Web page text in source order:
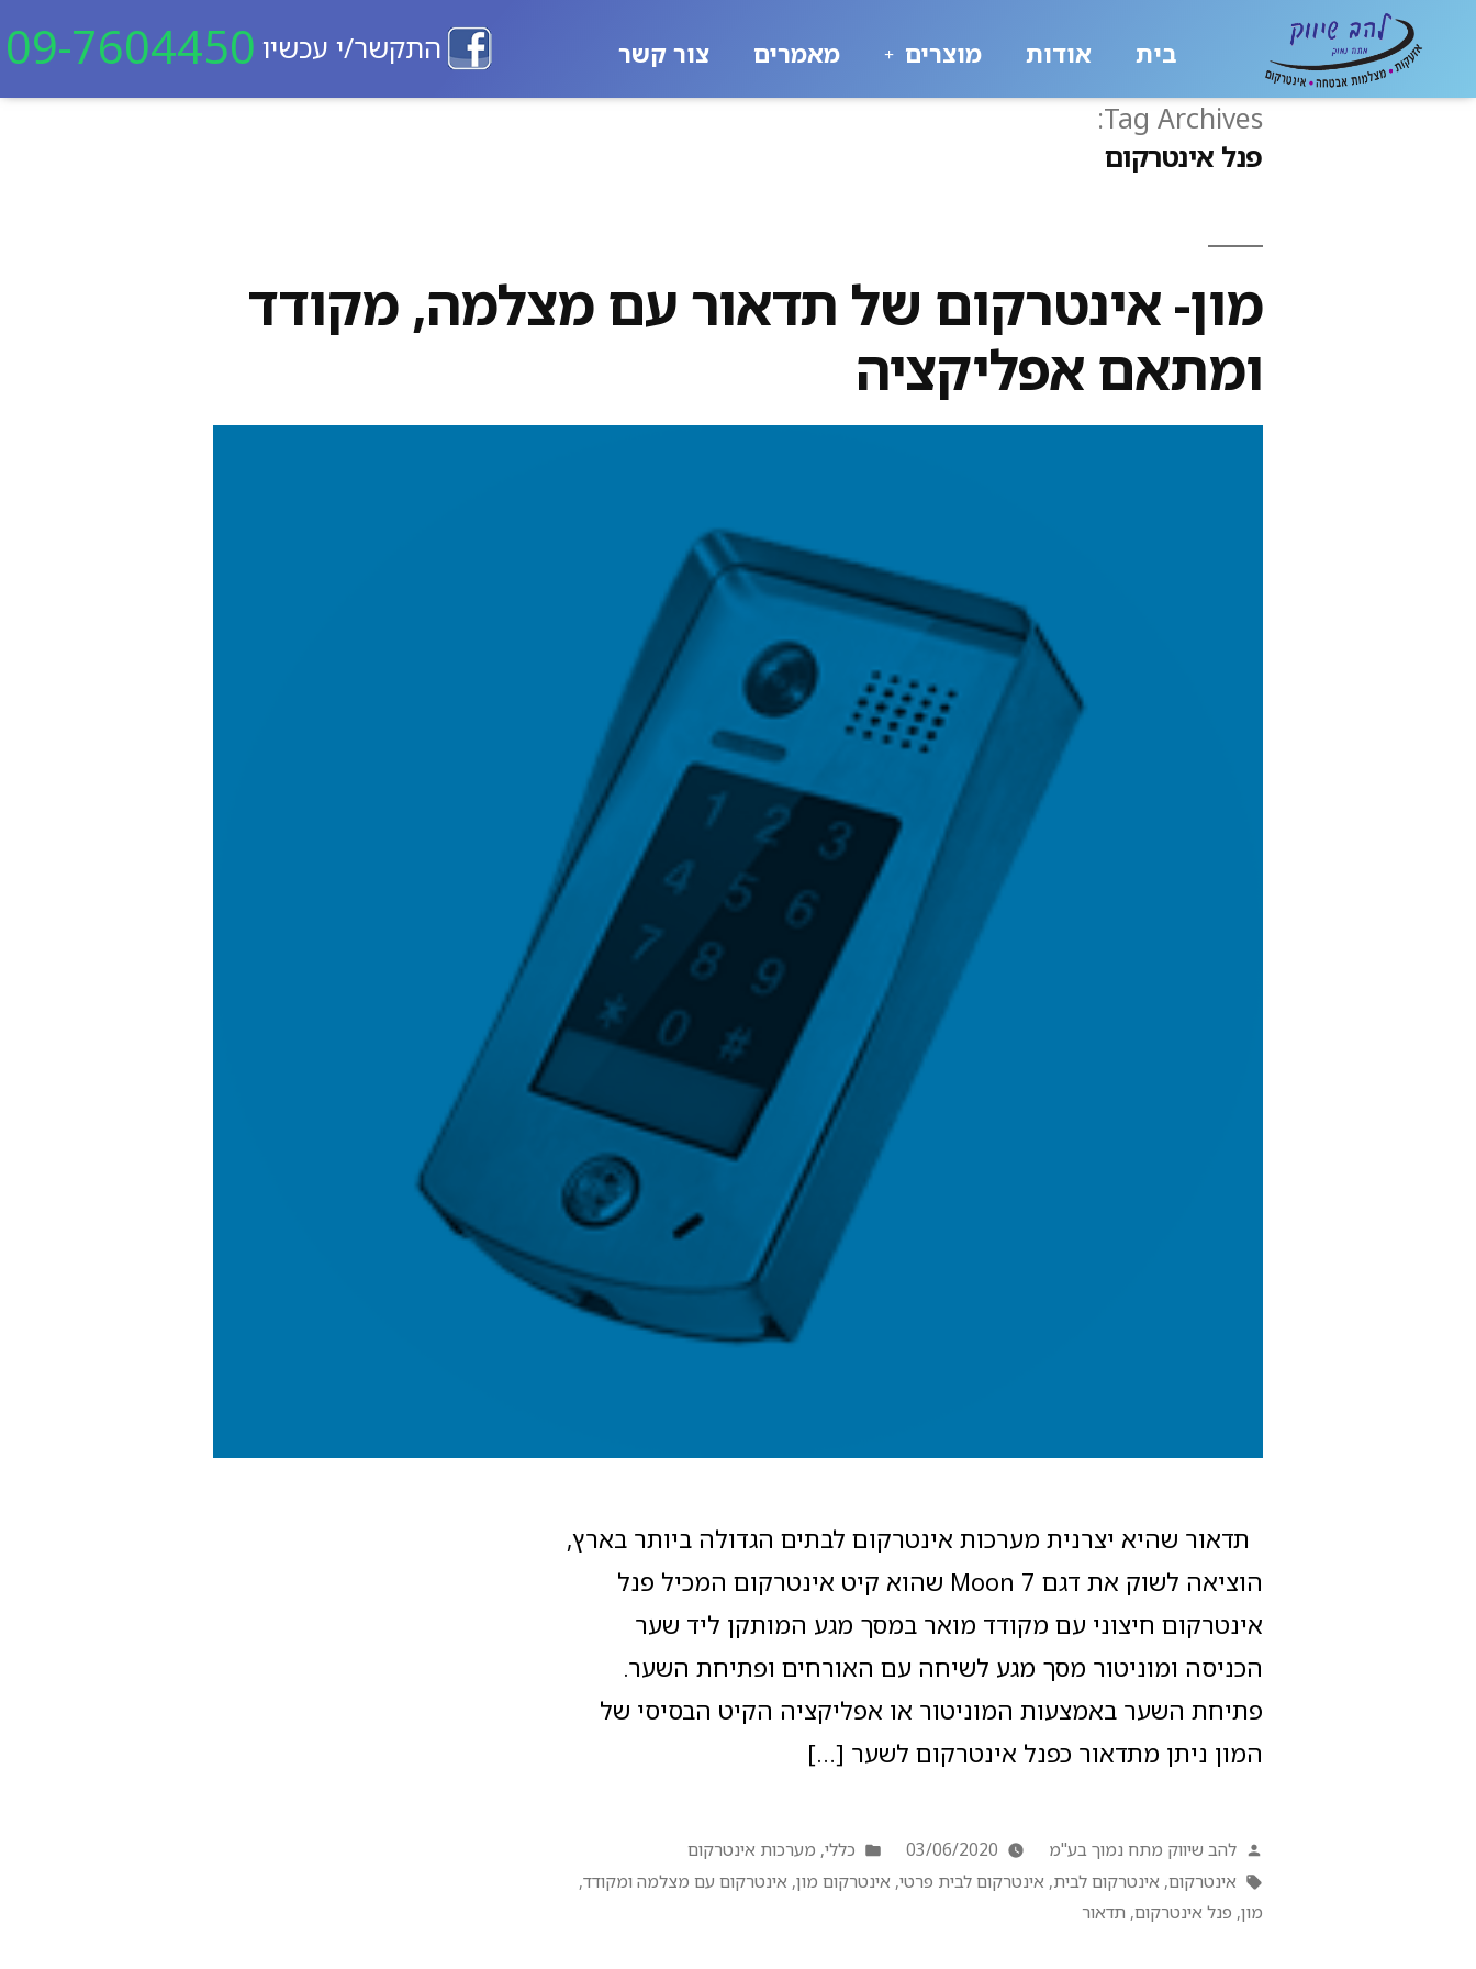
בית אודות מוצרים מאמרים צור קשר התקשר/י עכשיו 09-7604450
Tag Archives:
פנל אינטרקום
מון- אינטרקום של תדאור עם מצלמה, מקודד
ומתאם אפליקציה
תדאור שהיא יצרנית מערכות אינטרקום לבתים הגדולה ביותר בארץ,
הוציאה לשוק את דגם Moon 7 שהוא קיט אינטרקום המכיל פנל
אינטרקום חיצוני עם מקודד מואר במסך מגע המותקן ליד שער
הכניסה ומוניטור מסך מגע לשיחה עם האורחים ופתיחת השער.
פתיחת השער באמצעות המוניטור או אפליקציה הקיט הבסיסי של
המון ניתן מתדאור כפנל אינטרקום לשער […]
להב שיווק מתח נמוך בע"מ 03/06/2020 כללי, מערכות אינטרקום
אינטרקום, אינטרקום לבית, אינטרקום לבית פרטי, אינטרקום מון, אינטרקום עם מצלמה ומקודד,
מון, פנל אינטרקום, תדאור